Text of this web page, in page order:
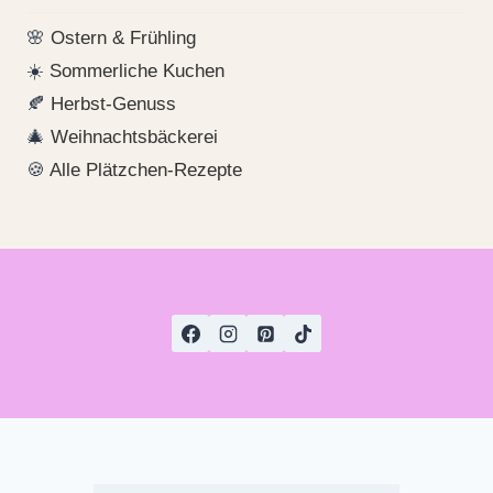
🌸 Ostern & Frühling
☀️ Sommerliche Kuchen
🍂 Herbst-Genuss
🎄 Weihnachtsbäckerei
🍪 Alle Plätzchen-Rezepte